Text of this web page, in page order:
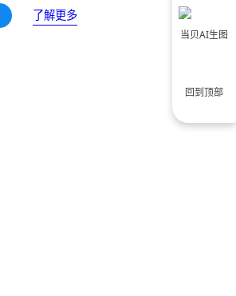
了解更多
当贝AI生图
回到顶部